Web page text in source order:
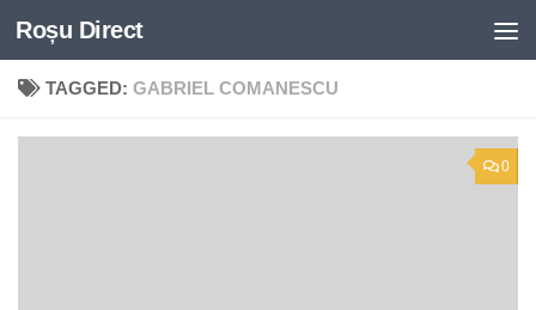
Skip to content
Roșu Direct
TAGGED: GABRIEL COMANESCU
0